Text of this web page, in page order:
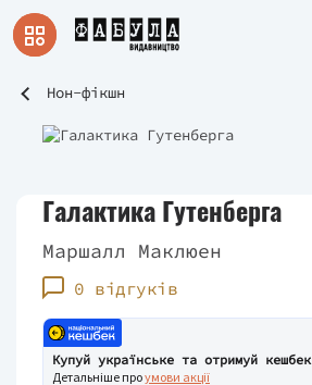
Нон-фікшн
Галактика Гутенберга
Маршалл Маклюен
0 відгуків
Купуй українське та отримуй кешбек
Детальніше проумови акції